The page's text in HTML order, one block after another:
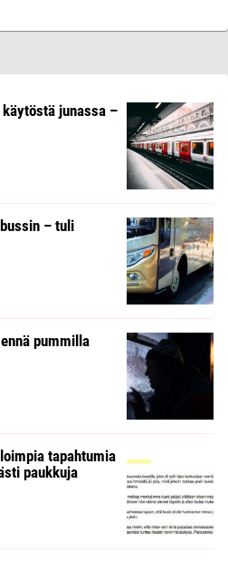
junassa –
– tuli
pummilla
tapahtumia
paukkuja